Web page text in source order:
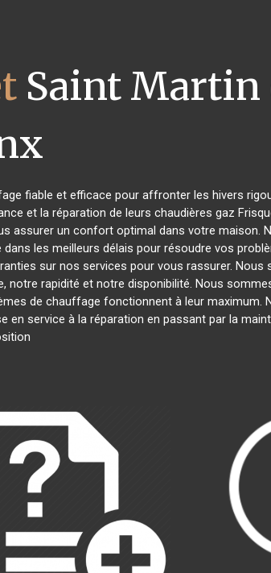
Saint Martin
fiable et efficace pour affronter les hivers
et la réparation de leurs chaudières gaz
assurer un confort optimal dans votre maison.
les meilleurs délais pour résoudre vos
sur nos services pour vous rassurer. Nous
rapidité et notre disponibilité. Nous
de chauffage fonctionnent à leur maximum.
en service à la réparation en passant par la